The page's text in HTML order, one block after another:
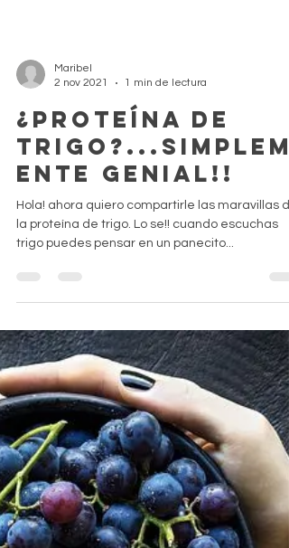
Maribel
2 nov 2021
1 min de lectura
¿Proteína de
trigo?...simplem
ente genial!!
trigo puedes pensar en un panecito...